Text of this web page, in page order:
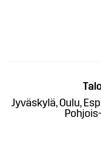
Jyväskylä, Oulu,